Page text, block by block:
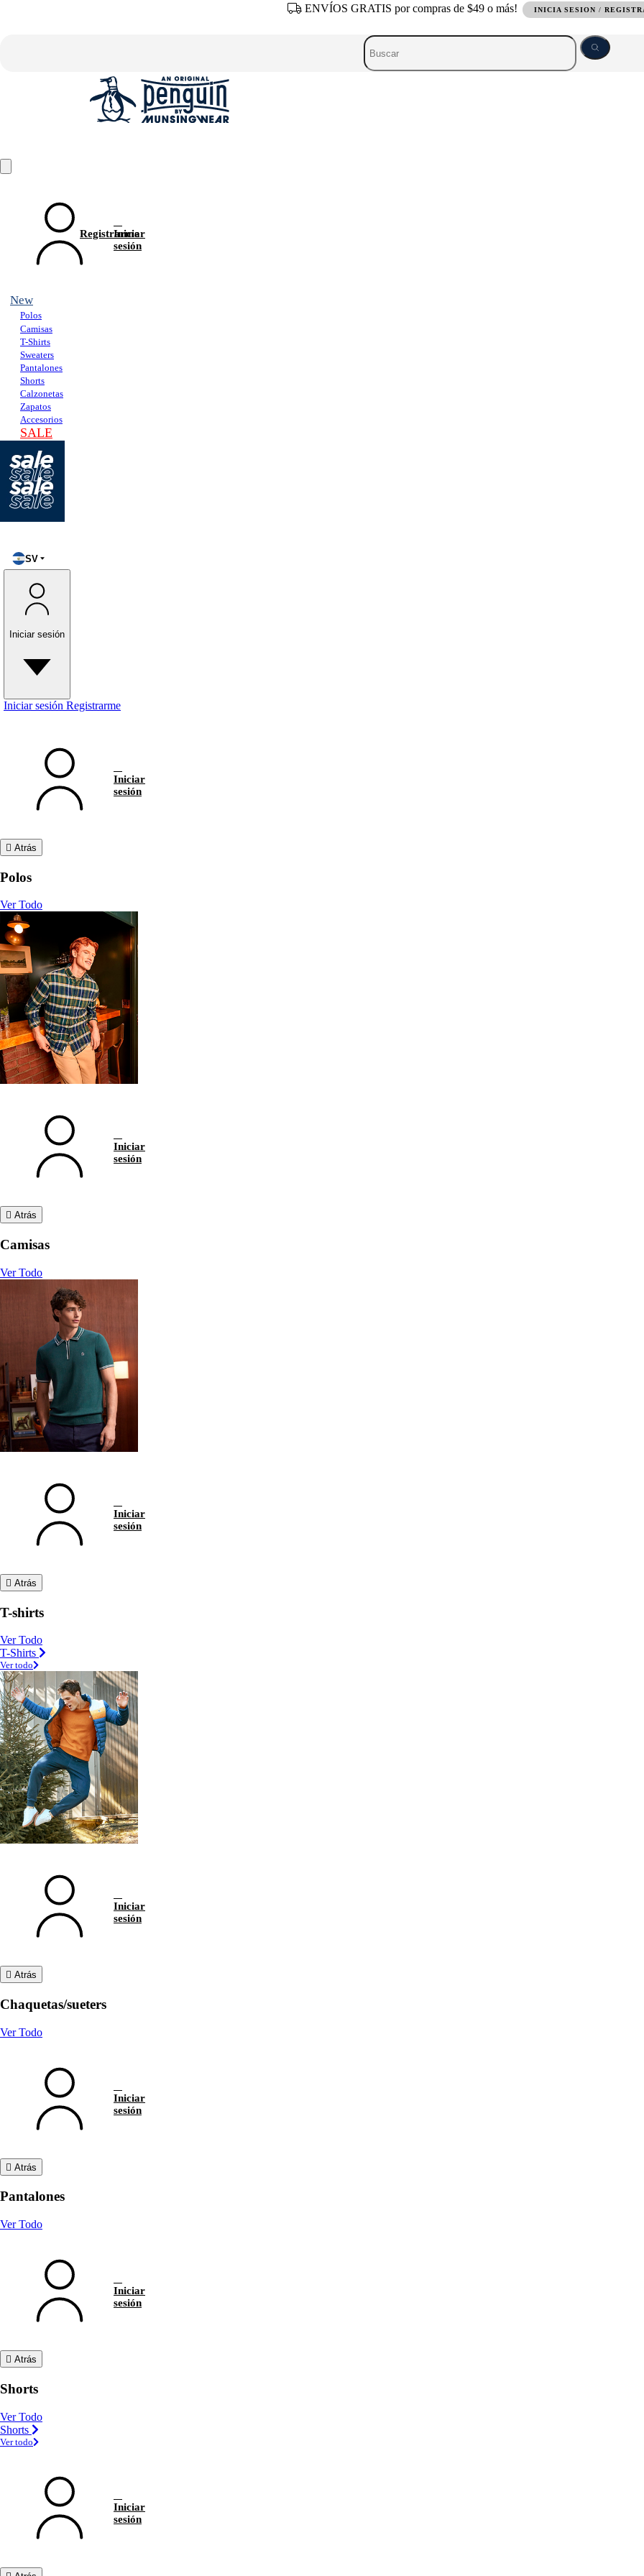
ENVÍOS GRATIS por compras de $49 o más! INICIA SESION /
Iniciar
sesión
Registrarme
New
Polos
Camisas
T-Shirts
Sweaters
Pantalones
Shorts
Calzonetas
Zapatos
Accesorios
SALE
SV
Iniciar sesión
Iniciar sesión Registrarme
Iniciar
sesión
Atrás
Polos
Ver Todo
Iniciar
sesión
Atrás
Camisas
Ver Todo
Iniciar
sesión
Atrás
T-shirts
Ver Todo
T-Shirts
Ver todo
Iniciar
sesión
Atrás
Chaquetas/sueters
Ver Todo
Iniciar
sesión
Atrás
Pantalones
Ver Todo
Iniciar
sesión
Atrás
Shorts
Ver Todo
Shorts
Ver todo
Iniciar
sesión